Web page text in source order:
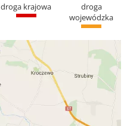
droga krajowa
droga
wojewódzka